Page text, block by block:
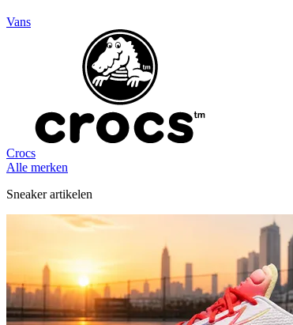
Vans
Crocs
Alle merken
Sneaker artikelen